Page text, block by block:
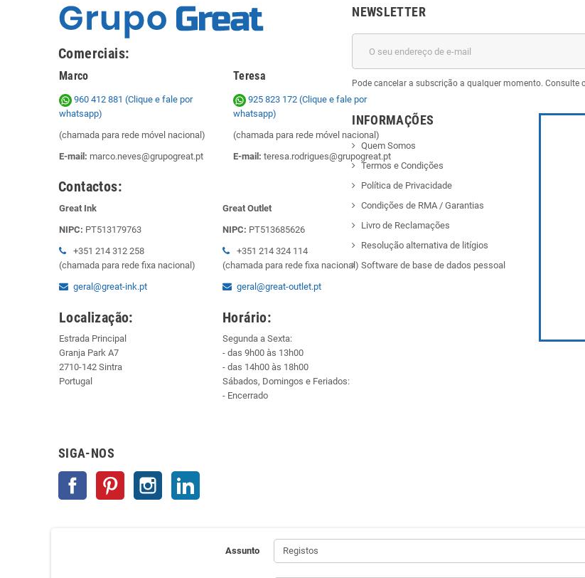
Comerciais:
Marco Teresa
960 412 881 (Clique e fale por
whatsapp)
(chamada para rede móvel nacional)
E-mail: marco.neves@grupogreat.pt
925 823 172 (Clique e fale por
whatsapp)
(chamada para rede móvel nacional)
E-mail: teresa.rodrigues@grupogreat.pt
Contactos:
Great Ink
NIPC: PT513179763
+351 214 312 258
(chamada para rede fixa nacional)
geral@great-ink.pt
Great Outlet
NIPC: PT513685626
+351 214 324 114
(chamada para rede fixa nacional)
geral@great-outlet.pt
Localização:
Estrada Principal
Granja Park A7
2710-142 Sintra
Portugal
Horário:
Segunda a Sexta:
- das 9h00 às 13h00
- das 14h00 às 18h00
Sábados, Domingos e Feriados:
- Encerrado
SIGA-NOS
Facebook Pinterest Instagram
NEWSLETTER
Pode cancelar a subscrição a qualquer momento. Consulte
INFORMAÇÕES
Quem Somos
Termos e Condições
Política de Privacidade
Condições de RMA / Garantias
Livro de Reclamações
Resolução alternativa de litígios
Software de base de dados pessoal
Assunto